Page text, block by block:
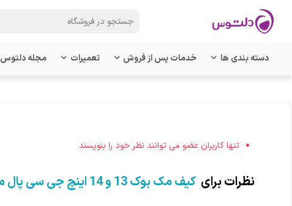
دسته بندی ها خدمات پس از فروش تعمیرات مجله دلتوس
تنها کاربران عضو می توانند نظر خود را بنویسند
نظرات برای کیف مک بوک 13 و 14 اینچ جی سی پال مدل Essential Sleeve